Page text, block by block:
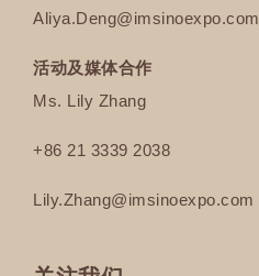
Aliya.Deng@imsinoexpo.com
活动及媒体合作
Ms. Lily Zhang
+86 21 3339 2038
Lily.Zhang@imsinoexpo.com